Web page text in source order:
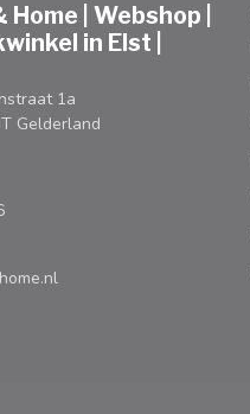
| Webshop |
in Elst |
1a
Gelderland